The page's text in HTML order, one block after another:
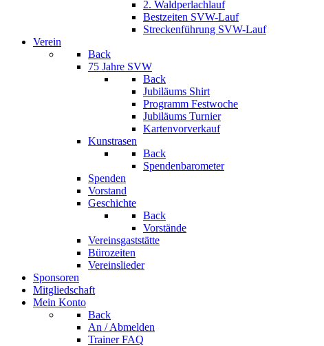
2. Waldperlachlauf
Bestzeiten SVW-Lauf
Streckenführung SVW-Lauf
Verein
Back
75 Jahre SVW
Back
Jubiläums Shirt
Programm Festwoche
Jubiläums Turnier
Kartenvorverkauf
Kunstrasen
Back
Spendenbarometer
Spenden
Vorstand
Geschichte
Back
Vorstände
Vereinsgaststätte
Bürozeiten
Vereinslieder
Sponsoren
Mitgliedschaft
Mein Konto
Back
An / Abmelden
Trainer FAQ